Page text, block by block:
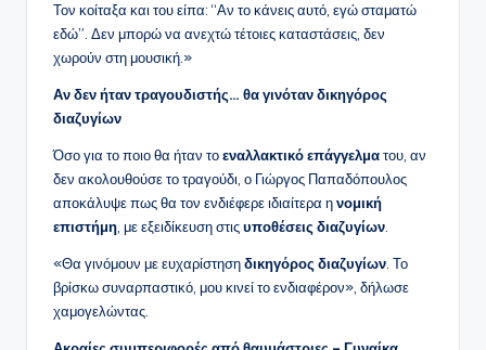
Τον κοίταξα και του είπα: “Αν το κάνεις αυτό, εγώ σταματώ
εδώ”. Δεν μπορώ να ανεχτώ τέτοιες καταστάσεις, δεν
χωρούν στη μουσική.»
Αν δεν ήταν τραγουδιστής… θα γινόταν δικηγόρος
διαζυγίων
Όσο για το ποιο θα ήταν τοεναλλακτικό επάγγελματου, αν
δεν ακολουθούσε το τραγούδι, ο Γιώργος Παπαδόπουλος
αποκάλυψε πως θα τον ενδιέφερε ιδιαίτερα ηνομική
επιστήμη , με εξειδίκευση στιςυποθέσεις διαζυγίων
«Θα γινόμουν με ευχαρίστησηδικηγόρος διαζυγίων . Το
βρίσκω συναρπαστικό, μου κινεί το ενδιαφέρον», δήλωσε
χαμογελώντας.